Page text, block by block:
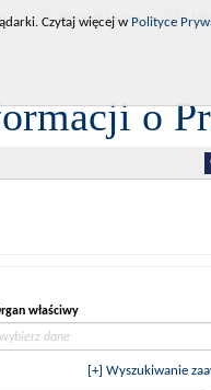
Dziennik Ustaw
o
właściwy
wybierz dane
[+] Wyszukiwanie
Czytaj więcej w Polityce